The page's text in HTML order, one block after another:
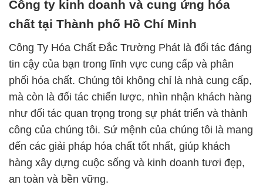
Công ty kinh doanh và cung ứng hóa
chất tại Thành phố Hồ Chí Minh
Công Ty Hóa Chất Đắc Trường Phát là đối tác đáng
tin cậy của bạn trong lĩnh vực cung cấp và phân
phối hóa chất. Chúng tôi không chỉ là nhà cung cấp,
mà còn là đối tác chiến lược, nhìn nhận khách hàng
như đối tác quan trọng trong sự phát triển và thành
công của chúng tôi. Sứ mệnh của chúng tôi là mang
đến các giải pháp hóa chất tốt nhất, giúp khách
hàng xây dựng cuộc sống và kinh doanh tươi đẹp,
an toàn và bền vững.